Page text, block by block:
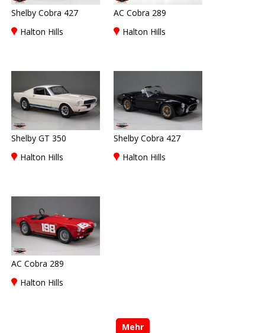
Shelby Cobra 427
Halton Hills
AC Cobra 289
Halton Hills
Shelby GT 350
Halton Hills
Shelby Cobra 427
Halton Hills
AC Cobra 289
Halton Hills
Mehr